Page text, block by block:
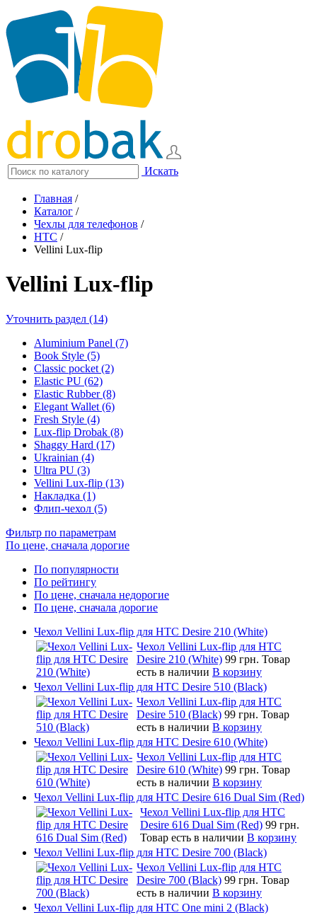
Искать
Главная /
Каталог /
Чехлы для телефонов /
HTC /
Vellini Lux-flip
Vellini Lux-flip
Уточнить раздел (14)
Aluminium Panel (7)
Book Style (5)
Classic pocket (2)
Elastic PU (62)
Elastic Rubber (8)
Elegant Wallet (6)
Fresh Style (4)
Lux-flip Drobak (8)
Shaggy Hard (17)
Ukrainian (4)
Ultra PU (3)
Vellini Lux-flip (13)
Накладка (1)
Флип-чехол (5)
Фильтр по параметрам
По цене, сначала дорогие
По популярности
По рейтингу
По цене, сначала недорогие
По цене, сначала дорогие
Чехол Vellini Lux-flip для HTC Desire 210 (White)
Чехол Vellini Lux-flip для HTC
Desire 210 (White) 99 грн. Товар
есть в наличии В корзину
Чехол Vellini Lux-flip для HTC Desire 510 (Black)
Чехол Vellini Lux-flip для HTC
Desire 510 (Black) 99 грн. Товар
есть в наличии В корзину
Чехол Vellini Lux-flip для HTC Desire 610 (White)
Чехол Vellini Lux-flip для HTC
Desire 610 (White) 99 грн. Товар
есть в наличии В корзину
Чехол Vellini Lux-flip для HTC Desire 616 Dual Sim (Red)
Чехол Vellini Lux-flip для HTC
Desire 616 Dual Sim (Red) 99 грн.
Товар есть в наличии В корзину
Чехол Vellini Lux-flip для HTC Desire 700 (Black)
Чехол Vellini Lux-flip для HTC
Desire 700 (Black) 99 грн. Товар
есть в наличии В корзину
Чехол Vellini Lux-flip для HTC One mini 2 (Black)